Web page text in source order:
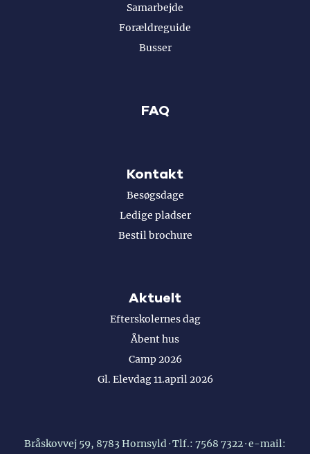
Samarbejde
Forældreguide
Busser
FAQ
Kontakt
Besøgsdage
Ledige pladser
Bestil brochure
Aktuelt
Efterskolernes dag
Åbent hus
Camp 2026
Gl. Elevdag 11.april 2026
Bråskovvej 59, 8783 Hornsyld · Tlf.: 7568 7322· e-mail: